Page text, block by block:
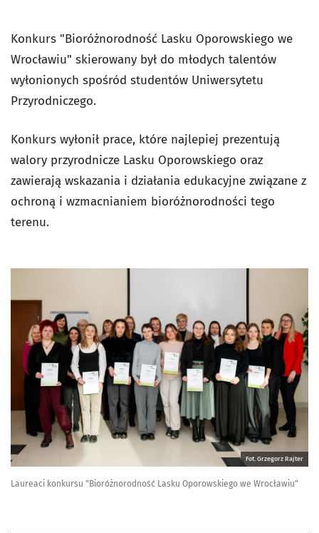
Konkurs "Bioróżnorodność Lasku Oporowskiego we
Wrocławiu" skierowany był do młodych talentów
wyłonionych spośród studentów Uniwersytetu
Przyrodniczego.
Konkurs wyłonił prace, które najlepiej prezentują
walory przyrodnicze Lasku Oporowskiego oraz
zawierają wskazania i działania edukacyjne związane z
ochroną i wzmacnianiem bioróżnorodności tego
terenu.
Fot. Grzegorz Rajter
Laureaci konkursu "Bioróżnorodność Lasku Oporowskiego we Wrocławiu"